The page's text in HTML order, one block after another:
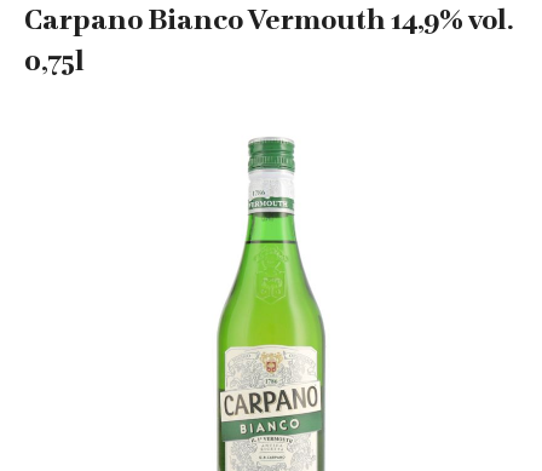
Carpano Bianco Vermouth 14,9% vol.
0,75l